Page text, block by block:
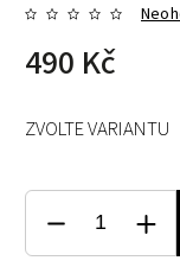
490 Kč
ZVOLTE VARIANTU